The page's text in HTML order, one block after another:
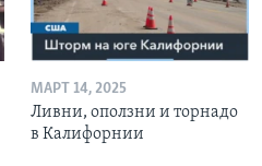
МАРТ 14, 2025
Ливни, оползни и торнадо
в Калифорнии